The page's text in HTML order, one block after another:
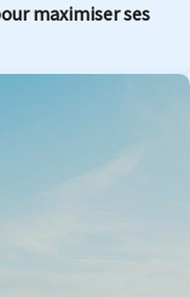
maximiser ses